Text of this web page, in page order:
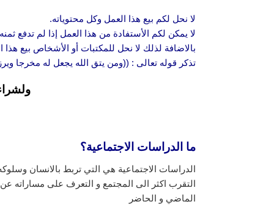
لا نحل لكم بيع هذا العمل وكل محتوياته.
لا يمكن لكم الأستفادة من هذا العمل إذا لم تدفع
بالاضافة لذلك لا نحل للمكتبات أو الأشخاص بيع
تذكر قوله تعالى : ((ومن يتق الله يجعل له مخرجا
ما الدراسات الاجتماعية؟
الدراسات الاجتماعية هي التي تربط بالانسان
التقرب اكثر الى المجتمع و التعرف على مساراته
الماضي و الحاضر